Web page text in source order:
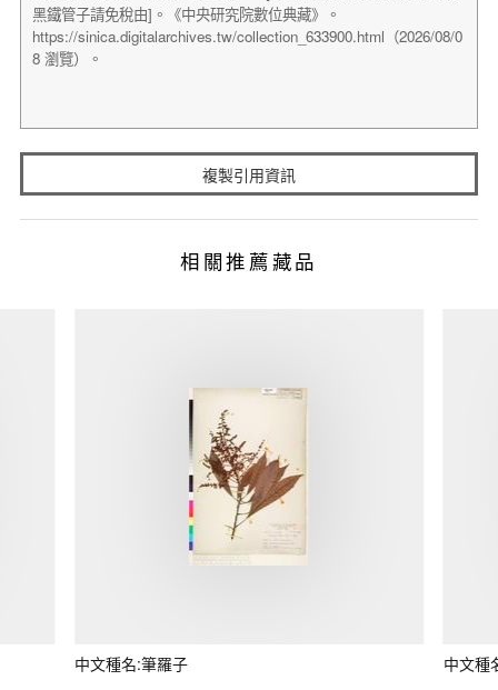
複製引用資訊
相關推薦藏品
中文種名:筆羅子 中文種